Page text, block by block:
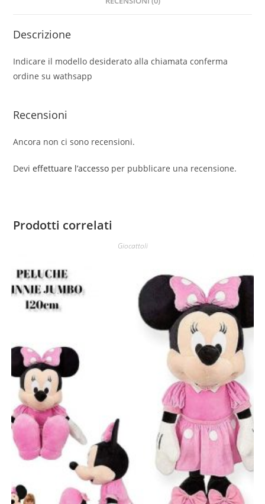
Album
colorare
4
in
e
1
Descrizione
Indicare il modello desiderato alla chiamata conferma
ordine su wathsapp
Recensioni
Ancora non ci sono recensioni.
Devieffettuare l’accesso per pubblicare una recensione.
Prodotti correlati
Giocattoli